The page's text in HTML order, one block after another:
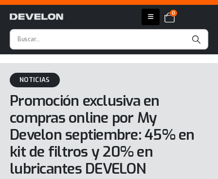
0
NOTICIAS
Promoción exclusiva en
compras online por My
Develon septiembre: 45% en
kit de filtros y 20% en
lubricantes DEVELON